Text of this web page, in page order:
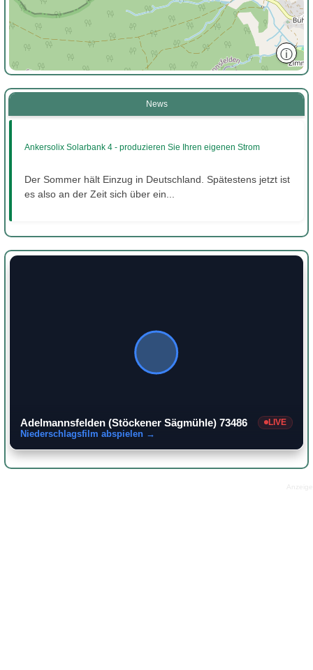
ⓘ
News
Ankersolix Solarbank 4 - produzieren Sie Ihren eigenen Strom
Der Sommer hält Einzug in Deutschland. Spätestens jetzt ist
es also an der Zeit sich über ein...
Adelmannsfelden (Stöckener Sägmühle) 73486 LIVE
Niederschlagsfilm abspielen →